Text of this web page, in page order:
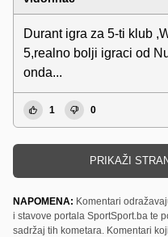
Durant igra za 5-ti klub
5,realno bolji igraci od
onda...
1 0
PRIKAŽI
NAPOMENA: Komentari
i stavove portala SportSport.ba te
sadržaj tih kometara. Komentari